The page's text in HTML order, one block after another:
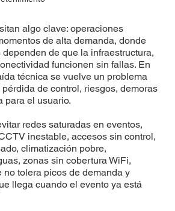
algo clave: operaciones
de alta demanda, donde
de que la infraestructura,
funcionen sin fallas. En
técnica se vuelve un problema
de control, riesgos, demoras
para el usuario.
redes saturadas en eventos,
inestable, accesos sin control,
climatización pobre,
zonas sin cobertura WiFi,
no tolera picos de demanda y
llega cuando el evento ya está